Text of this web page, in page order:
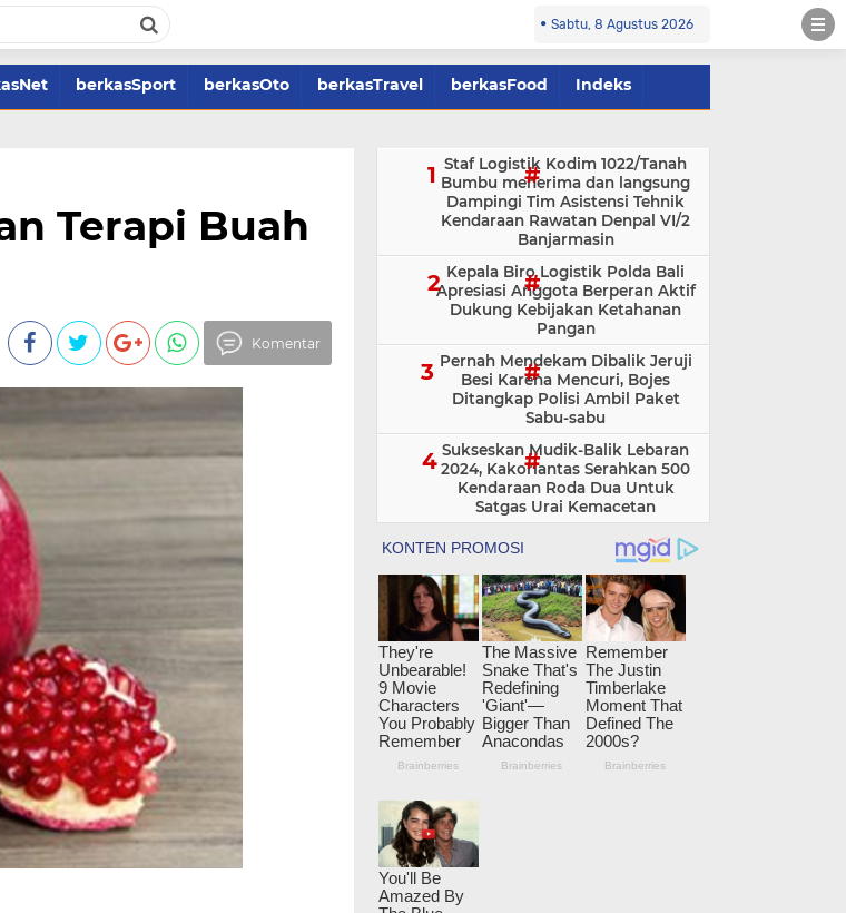
Sabtu, 8 Agustus 2026
berkasSport berkasOto berkasTravel berkasFood Indeks
Terapi Buah
Komentar
Staf Logistik Kodim 1022/Tanah
Bumbu menerima dan langsung
Dampingi Tim Asistensi Tehnik
Kendaraan Rawatan Denpal VI/2
Banjarmasin
Kepala Biro Logistik Polda Bali
Apresiasi Anggota Berperan Aktif
Dukung Kebijakan Ketahanan
Pangan
Pernah Mendekam Dibalik Jeruji
Besi Karena Mencuri, Bojes
Ditangkap Polisi Ambil Paket
Sabu-sabu
Sukseskan Mudik-Balik Lebaran
2024, Kakorlantas Serahkan 500
Kendaraan Roda Dua Untuk
Satgas Urai Kemacetan